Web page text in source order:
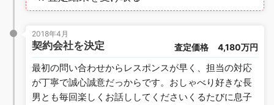
2018年4月
契約会社を決定 査定価格 4,180万円
最初の問い合わせからレスポンスが早く、担当の対応
が丁寧で誠心誠意だっからです。おしゃべり好きな長
男とも毎回楽しくお話ししてくださいくるたびに息子